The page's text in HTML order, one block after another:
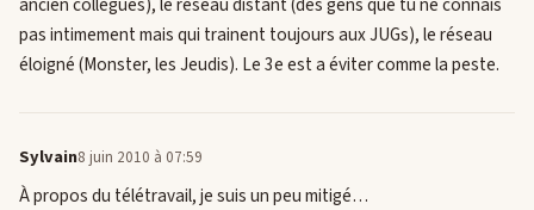
pas intimement mais qui trainent toujours aux JUGs), le réseau
éloigné (Monster, les Jeudis). Le 3e est a éviter comme la peste.
Sylvain8 juin 2010 à 07:59
À propos du télétravail, je suis un peu mitigé…